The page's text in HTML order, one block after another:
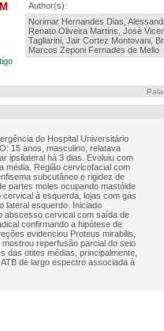
Author(s):
Norimar Hernandes Dias,
Renato Oliveira Martins, José
Tagliarini, Jair Cortez Montovani,
Marcos Zeponi Fernades de Mello
do Hospital Universitário
15 anos, masculino, relatava
ipsilateral há 3 dias. Evoluiu com
média. Região cervicofacial com
subcutâneo e rigidez de
partes moles ocupando mastóide
à esquerda, lojas com gás
lateral esquerdo. Iniciado
abscesso cervical com saída de
confirmando a hipótese de
evidenciou Proteus mirabilis,
reperfusão parcial do seio
das otites médias, principalmente,
de largo espectro associada à